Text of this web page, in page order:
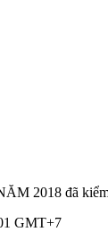
2018 đã kiểm
GMT+7